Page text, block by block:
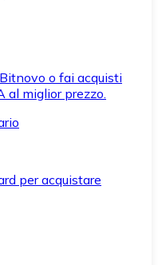
o fai acquisti
al miglior prezzo.
per acquistare